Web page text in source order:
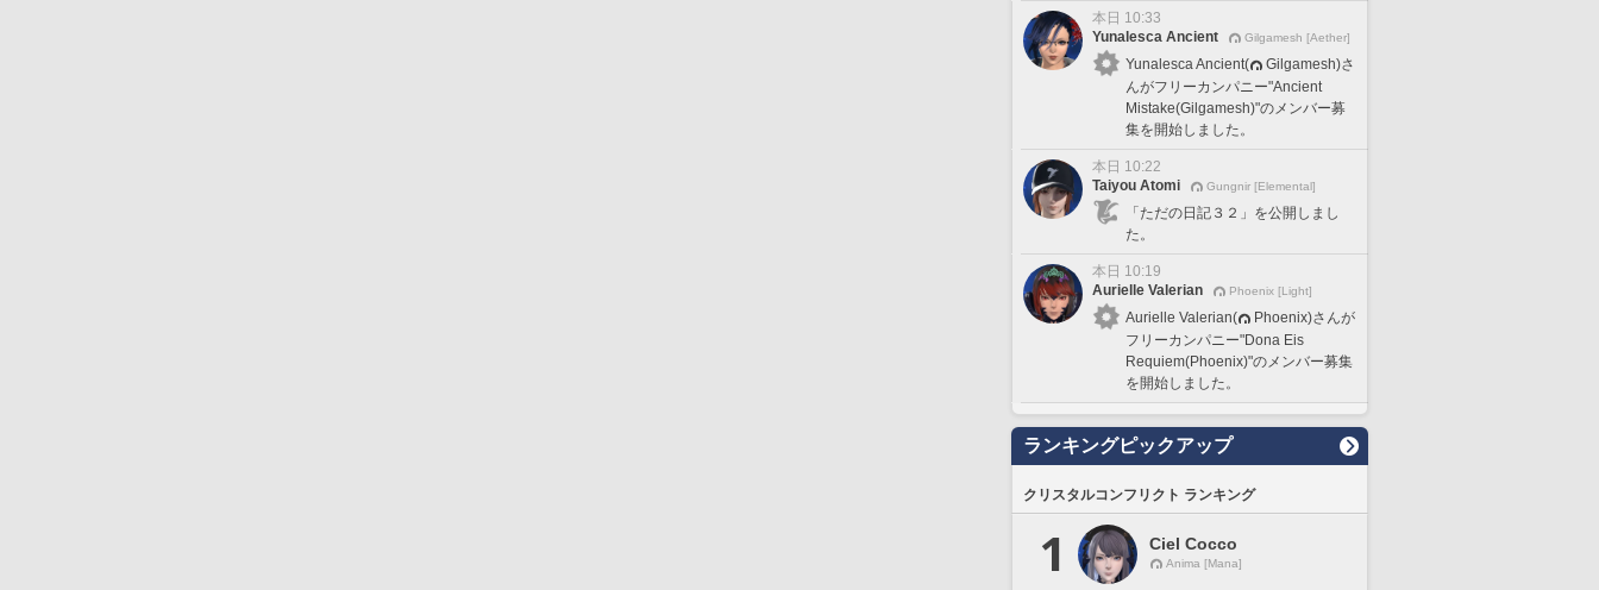
本日 10:33
Yunalesca Ancient
Gilgamesh [Aether]
Yunalesca Ancient(
Gilgamesh)さ
んがフリーカンパニー"Ancient
Mistake(Gilgamesh)"のメンバー募
集を開始しました。
本日 10:22
Taiyou Atomi
Gungnir [Elemental]
「ただの日記３２」を公開しまし
た。
本日 10:19
Aurielle Valerian
Phoenix [Light]
Aurielle Valerian(
Phoenix)さんが
フリーカンパニー"Dona Eis
Requiem(Phoenix)"のメンバー募集
を開始しました。
ランキングピックアップ
クリスタルコンフリクト ランキング
1 Ciel Cocco
Anima [Mana]